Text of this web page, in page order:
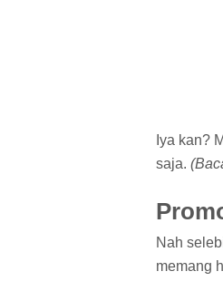
Iya kan?
saja.
Nah
memang